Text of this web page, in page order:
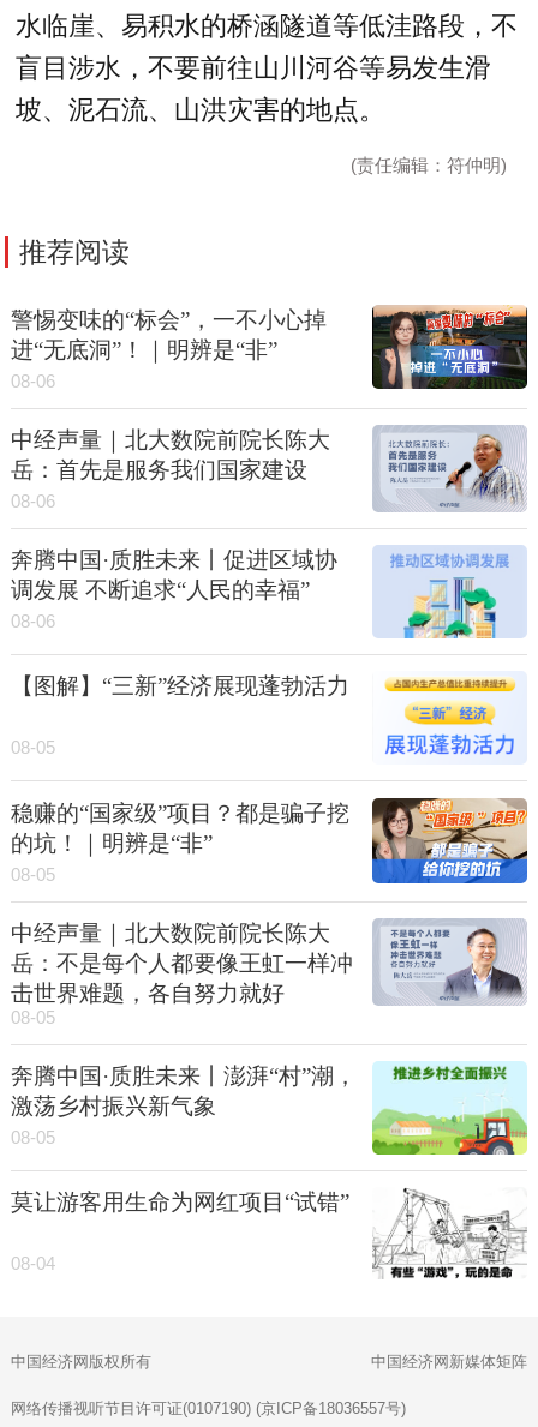
水临崖、易积水的桥涵隧道等低洼路段，不
盲目涉水，不要前往山川河谷等易发生滑
坡、泥石流、山洪灾害的地点。
(责任编辑：符仲明)
推荐阅读
警惕变味的“标会”，一不小心掉
进“无底洞”！｜明辨是“非”
08-06
中经声量｜北大数院前院长陈大
岳：首先是服务我们国家建设
08-06
奔腾中国·质胜未来丨促进区域协
调发展 不断追求“人民的幸福”
08-06
【图解】“三新”经济展现蓬勃活力
08-05
稳赚的“国家级”项目？都是骗子挖
的坑！｜明辨是“非”
08-05
中经声量｜北大数院前院长陈大
岳：不是每个人都要像王虹一样冲
击世界难题，各自努力就好
08-05
奔腾中国·质胜未来丨澎湃“村”潮，
激荡乡村振兴新气象
08-05
莫让游客用生命为网红项目“试错”
08-04
中国经济网版权所有 中国经济网新媒体矩阵
网络传播视听节目许可证(0107190) (京ICP备18036557号)